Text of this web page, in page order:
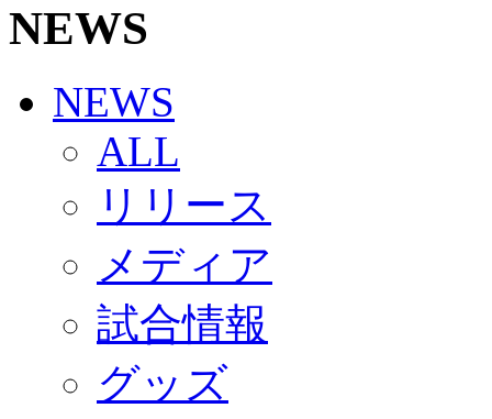
Jリーグ運営管理規定
写真・動画使用ガイドライン
SCHEDULE
2026/27
練習見学時のファンサービスについて
TICKET
奈良クラブ明治安田J3リーグ2026/27シーズン試
奈良クラブ明治安田Ｊ3リーグ 2026/27シーズン「
観戦ルール＆マナー
2026/27ファンコミュニティ
サポートショップ
GOODS
オフィシャルストア（実店舗）
オンラインストア
ACADEMY
アカデミーについて
NEWS
NEWS
ALL
リリース
メディア
試合情報
グッズ